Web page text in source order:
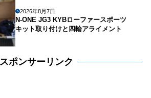
2026年8月7日
N-ONE JG3 KYBローファースポーツ
キット取り付けと四輪アライメント
スポンサーリンク